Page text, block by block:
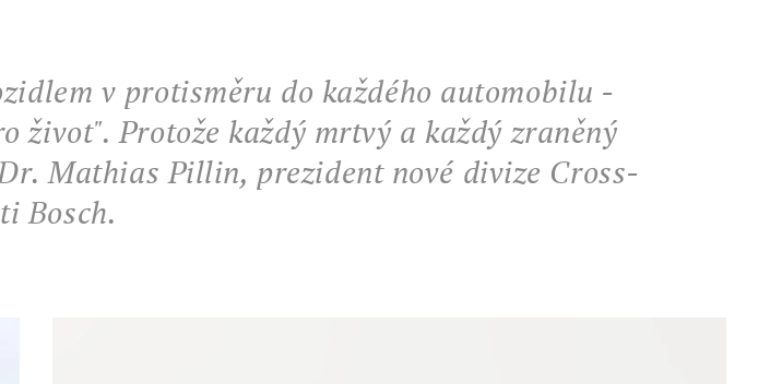
v protisměru do každého automobilu -
život". Protože každý mrtvý a každý zraněný
Mathias Pillin, prezident nové divize Cross-
Bosch.